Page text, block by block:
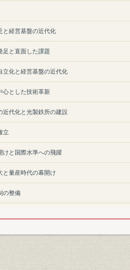
と経営基盤の近代化
足と直面した課題
立化と経営基盤の近代化
心とした技術革新
近代化と光製鉄所の建設
立
けと国際水準への飛躍
と量産時代の幕開け
の整備
立った研究体制の確立
の樹立